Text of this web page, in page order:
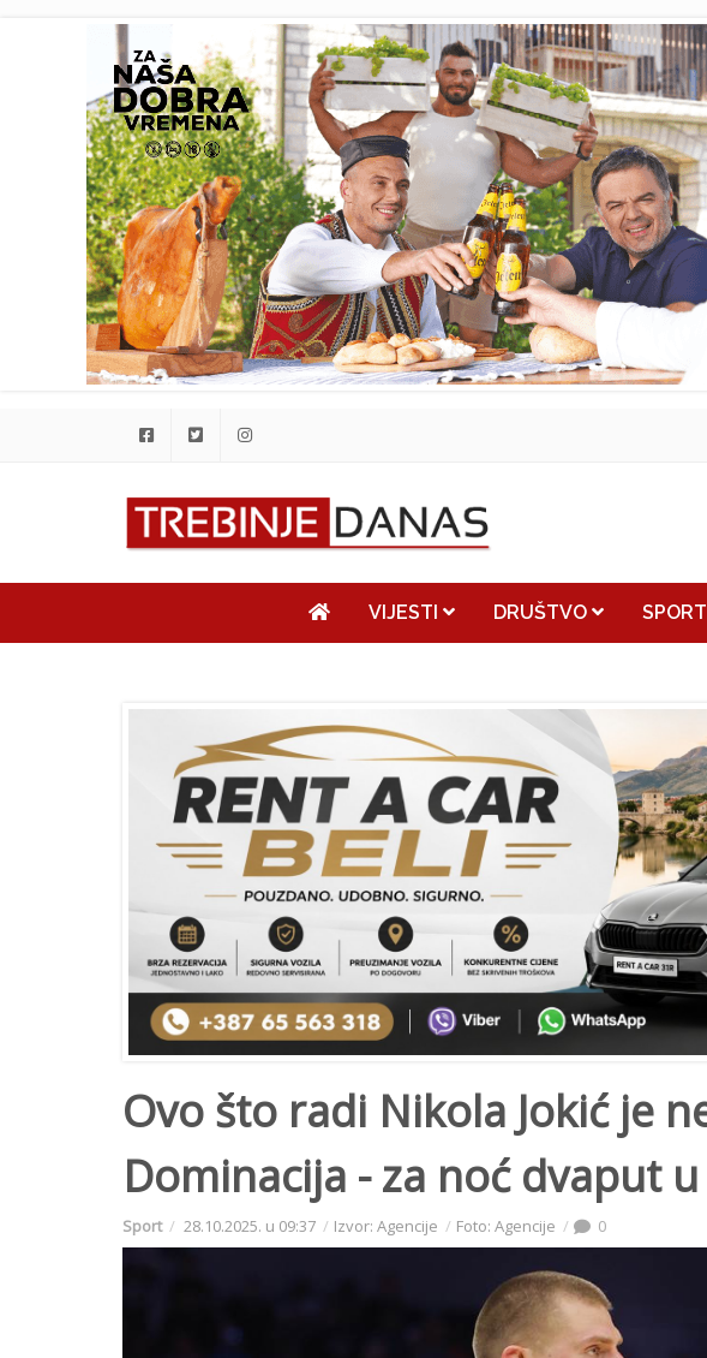
VIJESTI DRUŠTVO SPORT
Ovo što radi Nikola Jokić je
Dominacija - za noć dvaput
Sport 28.10.2025. u 09:37 Izvor: Agencije Foto: Agencije 0